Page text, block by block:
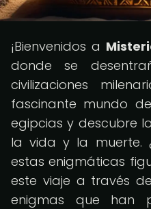
¡Bienvenidos a
donde se
civilizaciones
fascinante mundo
egipcias y descubre
la vida y la muerte.
estas enigmáticas
este viaje a través
enigmas que han